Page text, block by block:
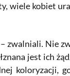
wiele kobiet
zwalniali. Nie
jest ich
koloryzacji,